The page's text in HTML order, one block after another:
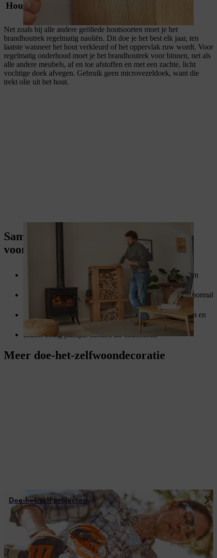
Houtopslag voor binnen correct onderhouden
Net zoals bij alle andere geöliede houtsoorten moet je het
brandhoutrek regelmatig naoliën. Dit doe je het best elk jaar, ten
laatste wanneer het hout verkleurd of het oppervlak ruw wordt. Voor
regelmatig onderhoud moet je het brandhoutrek voor binnen, net als
alle andere meubels, af en toe afstoffen en met een zachte, licht
vochtige doek afvegen. Gebruik geen microvezeldoek, want die
trekt olie uit het hout.
Samenvatting: Zelf een brandhoutrek
voor binnen maken
Een brandhoutrek voor binnen als decoratieve manier om
brandhout bij de haard op te slaan
Houten balken en planken zagen, schuren en met een boormal
van gaten voorzien
Frame oliën, deuvels met houtlijm in de gaten bevestigen en
het frame in elkaar steken
Indien nodig jaarlijks naoliën als onderhoud
Meer doe-het-zelfwoondecoratie
Doe-het-zelf projecten